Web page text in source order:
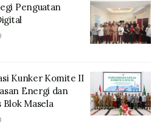
Penguatan
Kunker Komite II
Energi dan
Masela